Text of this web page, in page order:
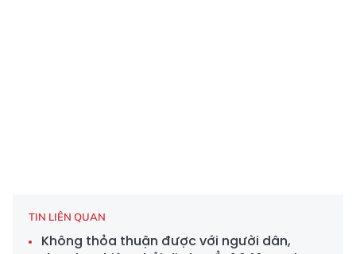
TIN LIÊN QUAN
Không thỏa thuận được với người dân,